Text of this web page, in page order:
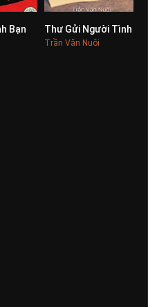
Bạn 0
Thư Gửi Người Tình
Trần Văn Nuôi